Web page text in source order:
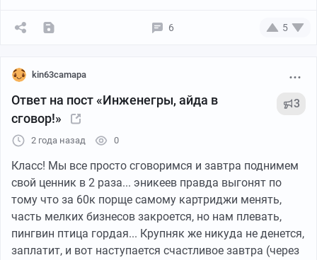
Короче, я хотел сказать, что предложения автора в
сколько-нибудь долгом сроке (более полугода).
- низкого уровня жизни) сильно более многогранна,
чем жадность работодателей
6 5
kin63camapa
Ответ на пост «Инженегры, айда в
сговор!»
3
2 года назад 0
Класс! Мы все просто сговоримся и завтра поднимем
свой ценник в 2 раза... эникеев правда выгонят по
тому что за 60к порще самому картриджи менять,
часть мелких бизнесов закроется, но нам плевать,
пингвин птица гордая... Крупняк же никуда не денется,
заплатит, и вот наступается счастливое завтра (через